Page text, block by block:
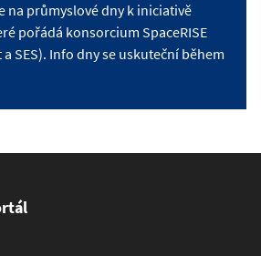
na průmyslové dny k iniciativě
pořádá konsorcium SpaceRISE
SES). Info dny se uskuteční během